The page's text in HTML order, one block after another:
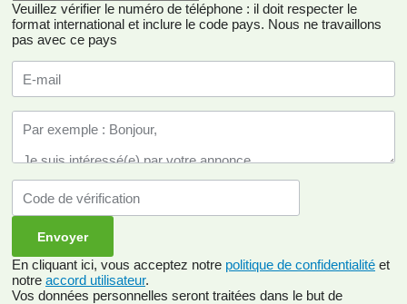
Veuillez vérifier le numéro de téléphone : il doit respecter le
format international et inclure le code pays. Nous ne travaillons
pas avec ce pays
En cliquant ici, vous acceptez notre politique de confidentialité et
notre accord utilisateur.
Vos données personnelles seront traitées dans le but de